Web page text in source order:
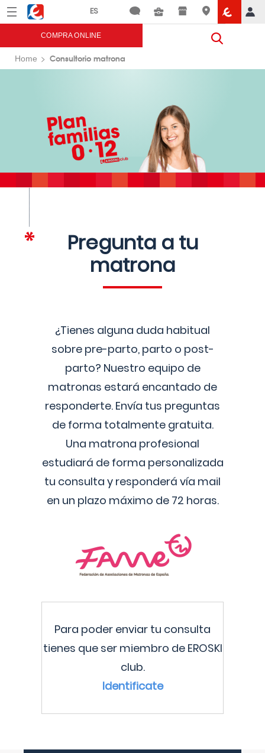
Menú Eroski
COMPRA ONLINE
Home Consultorio matrona
Pregunta a tu
matrona
¿Tienes alguna duda habitual
sobre pre-parto, parto o post-
parto? Nuestro equipo de
matronas estará encantado de
responderte. Envía tus preguntas
de forma totalmente gratuita.
Una matrona profesional
estudiará de forma personalizada
tu consulta y responderá vía mail
en un plazo máximo de 72 horas.
Para poder enviar tu consulta
tienes que ser miembro de EROSKI
club.
Identificate